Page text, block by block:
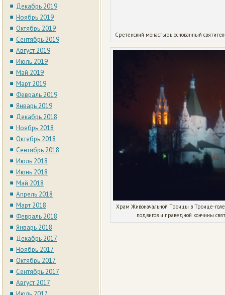
Декабрь 2019
Ноябрь 2019
Октябрь 2019
Сентябрь 2019
Август 2019
Июль 2019
Май 2019
Март 2019
Февраль 2019
Январь 2019
Декабрь 2018
Ноябрь 2018
Октябрь 2018
Сентябрь 2018
Июль 2018
Июнь 2018
Май 2018
Апрель 2018
Март 2018
Февраль 2018
Январь 2018
Декабрь 2017
Ноябрь 2017
Октябрь 2017
Сентябрь 2017
Август 2017
Сретенский монастырь основанный
Храм Живоначальной Троицы в Троице-
подвигов и праведной кончины